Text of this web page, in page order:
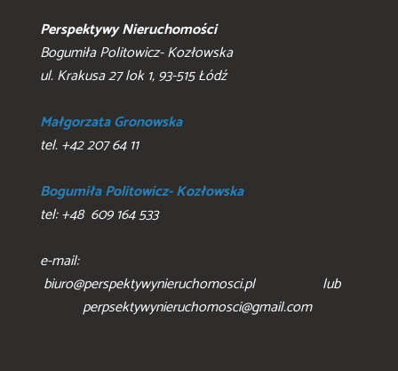
Perspektywy Nieruchomości
Bogumiła Politowicz- Kozłowska
ul. Krakusa 27 lok 1, 93-515 Łódź
Małgorzata Gronowska
tel. +42 207 64 11
Bogumiła Politowicz- Kozłowska
tel: +48 609 164 533
e-mail:
biuro@perspektywynieruchomosci.pl lub
perpsektywynieruchomosci@gmail.com